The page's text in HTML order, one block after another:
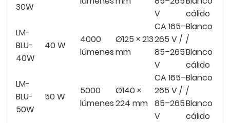
30W
V
cálido
LM-
BLU-
40W
40 W
4000
lúmenes
Ø125 × 213
mm
CA 165–
265 V /
85–265
V
Blanco
/
Blanco
cálido
LM-
BLU-
50W
50 W
5000
lúmenes
Ø140 ×
224 mm
CA 165–
265 V /
85–265
V
Blanco
/
Blanco
cálido